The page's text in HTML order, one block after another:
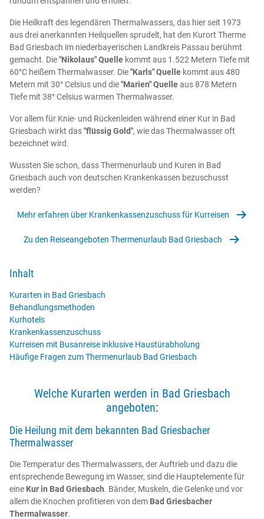
Die Heilkraft des legendären Thermalwassers, das hier seit 1973
aus drei anerkannten Heilquellen sprudelt, hat den Kurort Therme
Bad Griesbach im niederbayerischen Landkreis Passau berühmt
gemacht. Die"Nikolaus" Quelle kommt aus 1.522 Metern Tiefe mit
60°C heißem Thermalwasser. Die"Karls" Quelle kommt aus 480
Metern mit 30° Celsius und die"Marien" Quelleaus 878 Metern
Tiefe mit 38° Celsius warmen Thermalwasser.
Vor allem für Knie- und Rückenleiden während einer Kur in Bad
Griesbach wirkt das"flüssig Gold", wie das Thermalwasser oft
bezeichnet wird.
Wussten Sie schon, dass Thermenurlaub und Kuren in Bad
Griesbach auch von deutschen Krankenkassen bezuschusst
werden?
Mehr erfahren über Krankenkassenzuschuss für Kurreisen
Zu den Reiseangeboten Thermenurlaub Bad Griesbach
Inhalt
Kurarten in Bad Griesbach
Behandlungsmethoden
Kurhotels
Krankenkassenzuschuss
Kurreisen mit Busanreise inklusive Haustürabholung
Häufige Fragen zum Thermenurlaub Bad Griesbach
Welche Kurarten werden in Bad Griesbach
angeboten:
Die Heilung mit dem bekannten Bad Griesbacher
Thermalwasser
Die Temperatur des Thermalwassers, der Auftrieb und dazu die
entsprechende Bewegung im Wasser, sind die Hauptelemente für
eine Kur in Bad Griesbach. Bänder, Muskeln, die Gelenke und vor
allem die Knochen profitieren von dem Bad Griesbacher
Thermalwasser.